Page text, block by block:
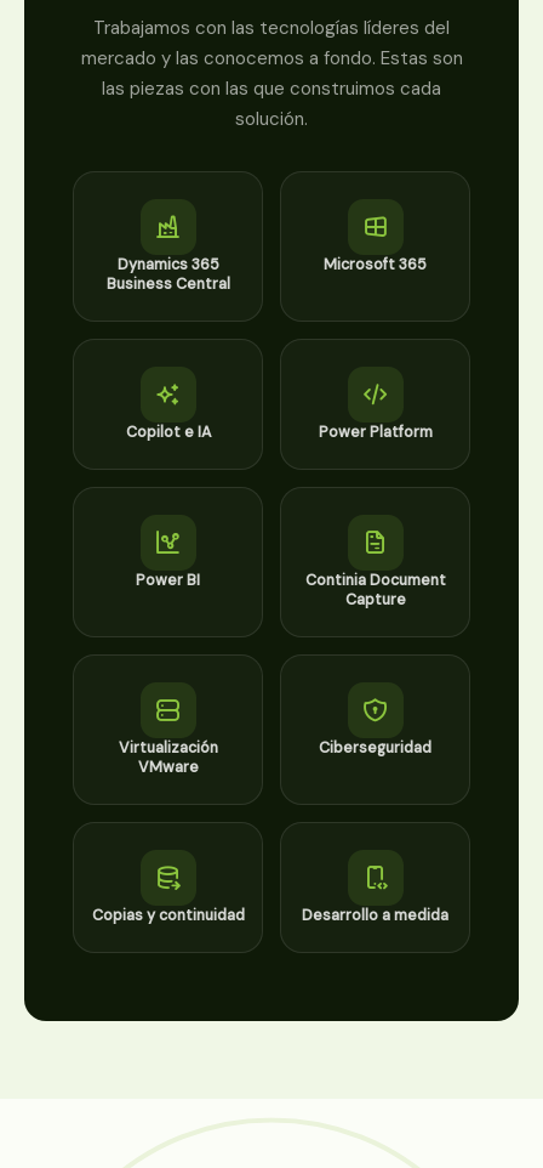
Trabajamos con las tecnologías líderes del
mercado y las conocemos a fondo. Estas son
las piezas con las que construimos cada
solución.
Dynamics 365
Business Central
Microsoft 365
Copilot e IA Power Platform
Power BI
Continia Document
Capture
Virtualización
VMware
Ciberseguridad
Copias y continuidad Desarrollo a medida